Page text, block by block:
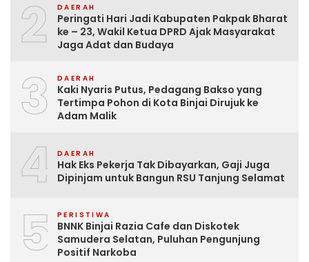
2 DAERAH
Peringati Hari Jadi Kabupaten Pakpak Bharat
ke – 23, Wakil Ketua DPRD Ajak Masyarakat
Jaga Adat dan Budaya
3 DAERAH
Kaki Nyaris Putus, Pedagang Bakso yang
Tertimpa Pohon di Kota Binjai Dirujuk ke
Adam Malik
4 DAERAH
Hak Eks Pekerja Tak Dibayarkan, Gaji Juga
Dipinjam untuk Bangun RSU Tanjung Selamat
5 PERISTIWA
BNNK Binjai Razia Cafe dan Diskotek
Samudera Selatan, Puluhan Pengunjung
Positif Narkoba